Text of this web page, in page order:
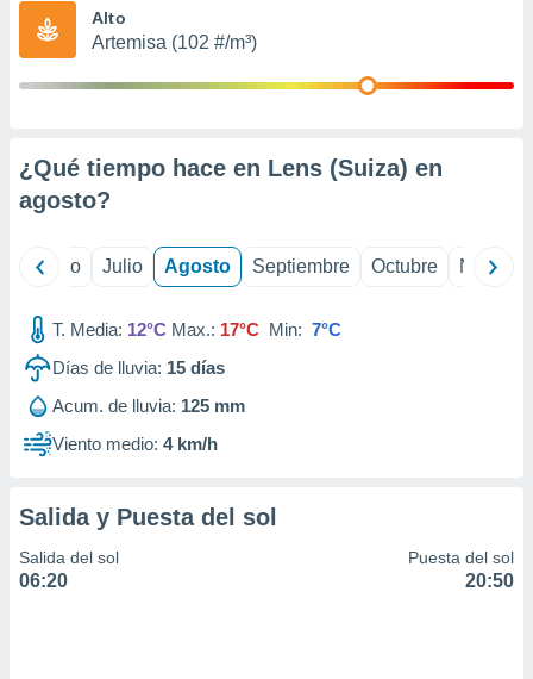
publicidad
1199
Alto
Artemisa (102 #/m³)
¿Qué tiempo hace en Lens (Suiza) en
agosto?
Junio Julio Agosto Septiembre Octubre
T. Media: 12°C Max.: 17°C Min: 7°C
Días de lluvia: 15 días
Acum. de lluvia: 125 mm
Viento medio: 4 km/h
Salida y Puesta del sol
Salida del sol
06:20
Puesta del sol
20:50